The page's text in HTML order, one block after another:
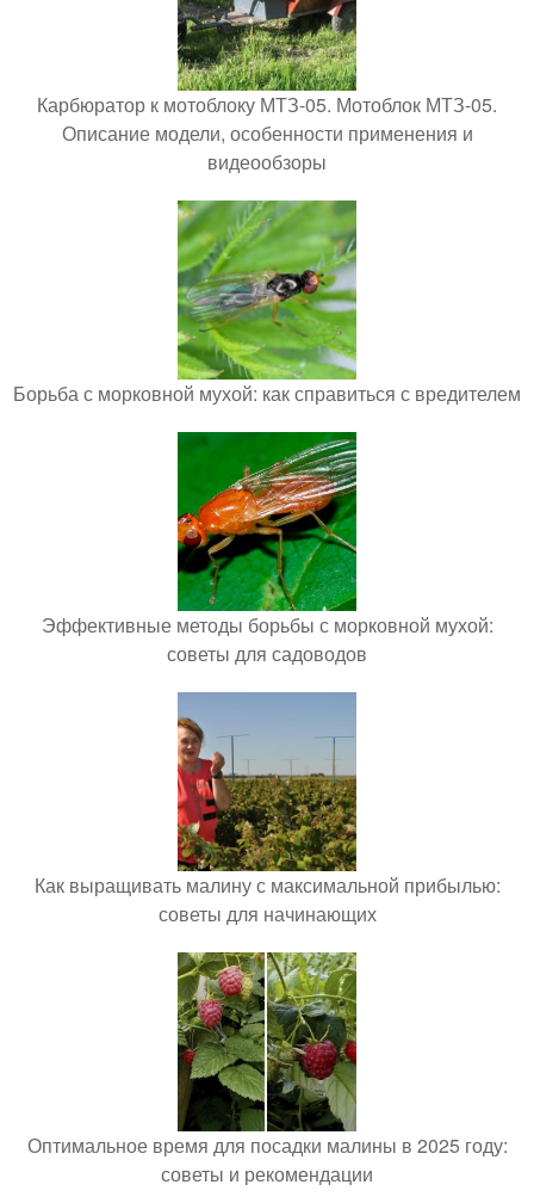
Карбюратор к мотоблоку МТЗ-05. Мотоблок МТЗ-05.
Описание модели, особенности применения и
видеообзоры
Борьба с морковной мухой: как справиться с вредителем
Эффективные методы борьбы с морковной мухой:
советы для садоводов
Как выращивать малину с максимальной прибылью:
советы для начинающих
Оптимальное время для посадки малины в 2025 году:
советы и рекомендации